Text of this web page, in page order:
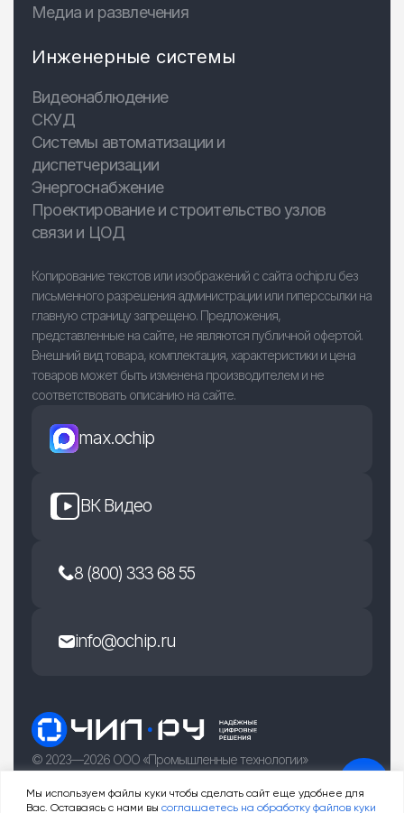
Мы используем файлы куки чтобы сделать сайт еще удобнее для
Вас. Оставаясь с нами вы соглашаетесь на обработку файлов куки
Медиа и развлечения
Инженерные системы
Видеонаблюдение
СКУД
Системы автоматизации и
диспетчеризации
Энергоснабжение
Проектирование и строительство узлов
связи и ЦОД
Копирование текстов или изображений с сайта ochip.ru без
письменного разрешения администрации или гиперссылки на
главную страницу запрещено. Предложения,
представленные на сайте, не являются публичной офертой.
Внешний вид товара, комплектация, характеристики и цена
товаров может быть изменена производителем и не
соответствовать описанию на сайте.
max.ochip
ВК Видео
8 (800) 333 68 55
info@ochip.ru
© 2023—2026 ООО «Промышленные технологии»